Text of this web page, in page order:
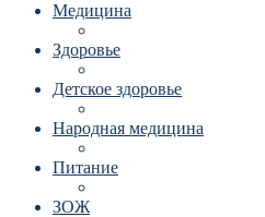
Медицина
Здоровье
Детское здоровье
Народная медицина
Питание
ЗОЖ